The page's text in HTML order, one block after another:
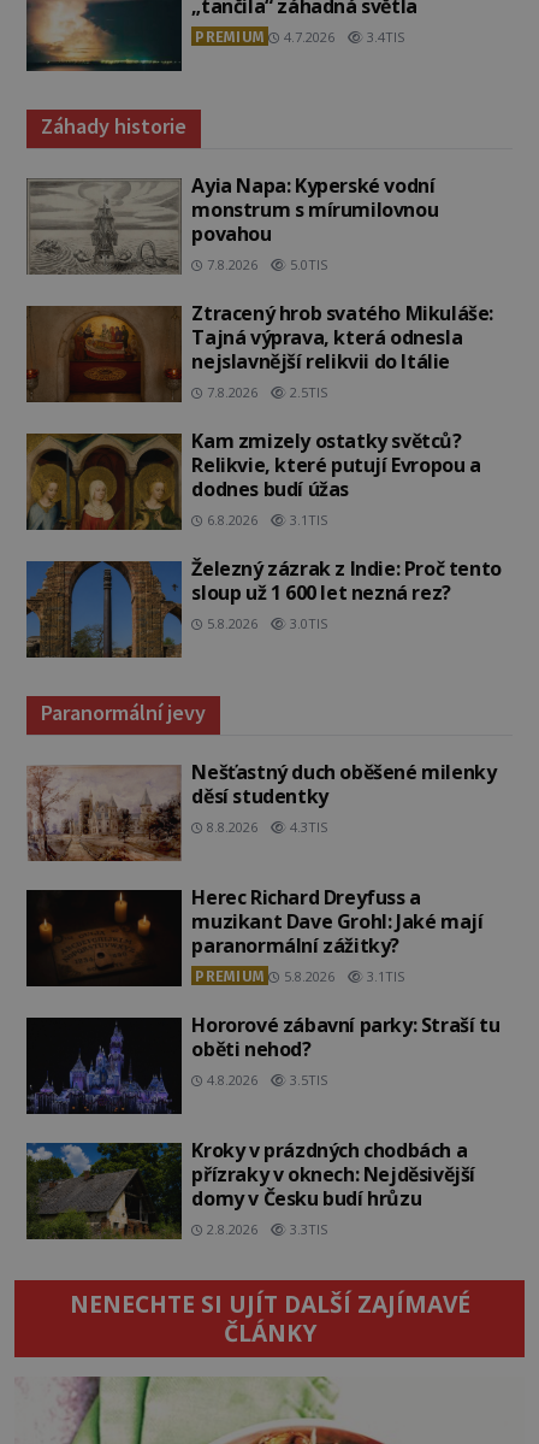
„tančila“ záhadná světla
PREMIUM 4.7.2026 3.4TIS
Záhady historie
Ayia Napa: Kyperské vodní
monstrum s mírumilovnou
povahou
7.8.2026 5.0TIS
Ztracený hrob svatého Mikuláše:
Tajná výprava, která odnesla
nejslavnější relikvii do Itálie
7.8.2026 2.5TIS
Kam zmizely ostatky světců?
Relikvie, které putují Evropou a
dodnes budí úžas
6.8.2026 3.1TIS
Železný zázrak z Indie: Proč tento
sloup už 1 600 let nezná rez?
5.8.2026 3.0TIS
Paranormální jevy
Nešťastný duch oběšené milenky
děsí studentky
8.8.2026 4.3TIS
Herec Richard Dreyfuss a
muzikant Dave Grohl: Jaké mají
paranormální zážitky?
PREMIUM 5.8.2026 3.1TIS
Hororové zábavní parky: Straší tu
oběti nehod?
4.8.2026 3.5TIS
Kroky v prázdných chodbách a
přízraky v oknech: Nejděsivější
domy v Česku budí hrůzu
2.8.2026 3.3TIS
NENECHTE SI UJÍT DALŠÍ ZAJÍMAVÉ
ČLÁNKY